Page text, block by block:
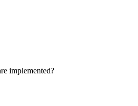
implemented?